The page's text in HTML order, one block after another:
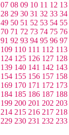
07 08 09 10 11 12 13
28 29 30 31 32 33 34
49 50 51 52 53 54 55
70 71 72 73 74 75 76
91 92 93 94 95 96 97
109 110 111 112 113
124 125 126 127 128
139 140 141 142 143
154 155 156 157 158
169 170 171 172 173
184 185 186 187 188
199 200 201 202 203
214 215 216 217 218
229 230 231 232 233